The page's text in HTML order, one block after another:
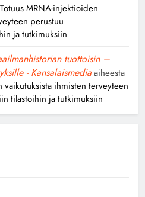
Ratkaisee
Juurisyyt
Totuus MRNA-injektioiden
perustuu
ja tutkimuksiin
tuottoisin –
- Kansalaismediaaiheesta
ihmisten terveyteen
tilastoihin ja tutkimuksiin